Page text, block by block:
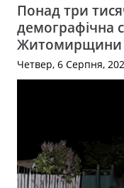
Понад три
демографічна
Житомирщини
Четвер, 6 Серпня,